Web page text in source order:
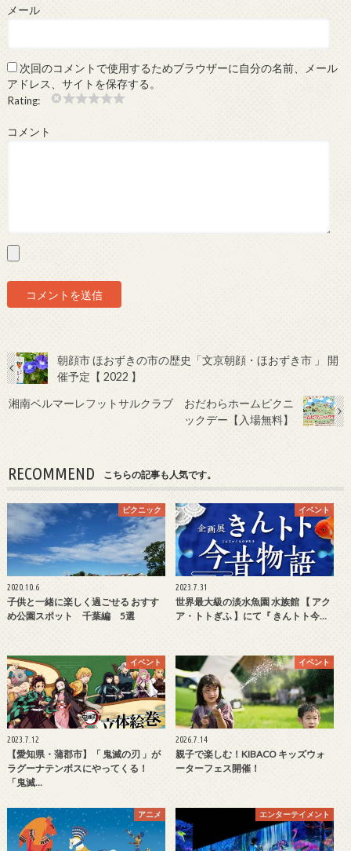
メール
次回のコメントで使用するためブラウザーに自分の名前、メール
アドレス、サイトを保存する。
Rating:
コメント
朝顔市 ほおずきの市の歴史「文京朝顔・ほおずき市 」 開
催予定【 2022 】
湘南ベルマーレフットサルクラブ おだわらホームピクニ
ックデー【入場無料】
RECOMMEND こちらの記事も人気です。
ピクニック
2020.10.6
子供と一緒に楽しく過ごせる おすす
め公園スポット 千葉編 5選
イベント
2023.7.31
世界最大級の淡水魚園 水族館 【 アク
ア・トトぎふ 】にて『 きんトト今…
イベント
2023.7.12
【愛知県・蒲郡市】「 鬼滅の刃 」が
ラグーナテンボスにやってくる！
「鬼滅…
イベント
2026.7.14
親子で楽しむ！KIBACO キッズウォ
ーターフェス開催！
アニメ エンターテイメント